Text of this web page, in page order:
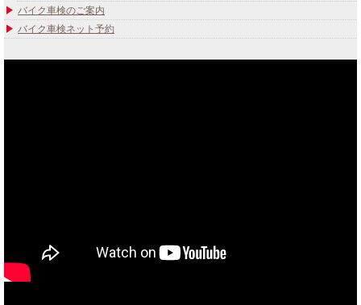
バイク車検のご案内
バイク車検ネット予約